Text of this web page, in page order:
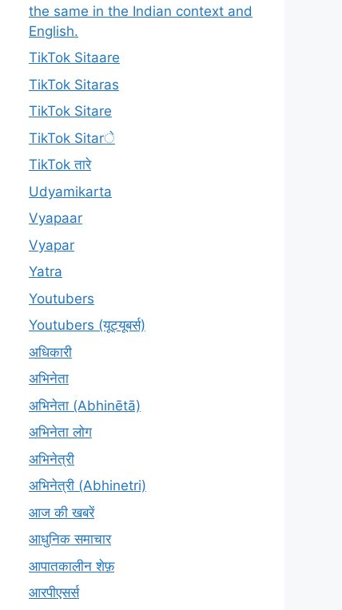
the same in the Indian context and
English.
TikTok Sitaare
TikTok Sitaras
TikTok Sitare
TikTok Sitarे
TikTok तारे
Udyamikarta
Vyapaar
Vyapar
Yatra
Youtubers
Youtubers (यूट्यूबर्स)
अधिकारी
अभिनेता
अभिनेता (Abhinētā)
अभिनेता लोग
अभिनेत्री
अभिनेत्री (Abhinetri)
आज की खबरें
आधुनिक समाचार
आपातकालीन शेफ़
आरपीएसर्स